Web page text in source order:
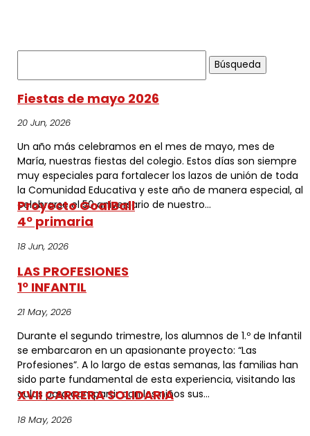
Fiestas de mayo 2026
20 Jun, 2026
Un año más celebramos en el mes de mayo, mes de
María, nuestras fiestas del colegio. Estos días son siempre
muy especiales para fortalecer los lazos de unión de toda
la Comunidad Educativa y este año de manera especial, al
celebrarse el 50 aniversario de nuestro...
Proyecto GoalBall
4º primaria
18 Jun, 2026
LAS PROFESIONES
1º INFANTIL
21 May, 2026
Durante el segundo trimestre, los alumnos de 1.º de Infantil
se embarcaron en un apasionante proyecto: “Las
Profesiones”. A lo largo de estas semanas, las familias han
sido parte fundamental de esta experiencia, visitando las
aulas para compartir con los niños sus...
XVII CARRERA SOLIDARIA
18 May, 2026